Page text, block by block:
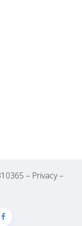
– Privacy–